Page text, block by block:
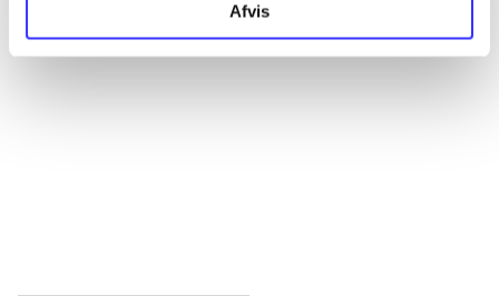
Afvis